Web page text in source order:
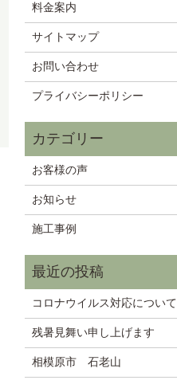
料金案内
サイトマップ
お問い合わせ
プライバシーポリシー
お客様の声
お知らせ
施工事例
コロナウイルス対応について
残暑見舞い申し上げます
相模原市 石老山